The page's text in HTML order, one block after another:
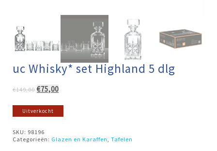
uc Whisky* set Highland 5 dlg
€149,00 Oorspronkelijke
was:
€149,00.
€75,00Huidige
is:
€75,00.
Uitverkocht
SKU: 98196
Categorieën: Glazen en Karaffen ,Tafelen